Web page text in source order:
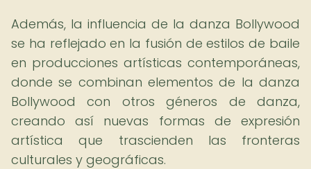
Además, la influencia de la danza Bollywood
se ha reflejado en la fusión de estilos de baile
en producciones artísticas contemporáneas,
donde se combinan elementos de la danza
Bollywood con otros géneros de danza,
creando así nuevas formas de expresión
artística que trascienden las fronteras
culturales y geográficas.